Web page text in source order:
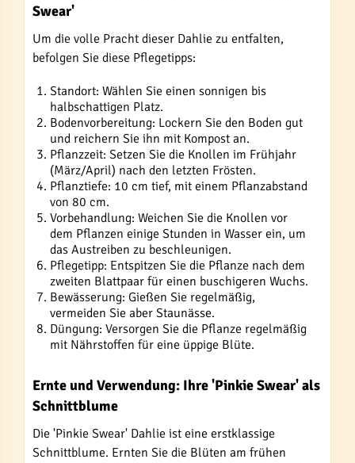
Swear'
Um die volle Pracht dieser Dahlie zu entfalten,
befolgen Sie diese Pflegetipps:
Standort: Wählen Sie einen sonnigen bis
halbschattigen Platz.
Bodenvorbereitung: Lockern Sie den Boden gut
und reichern Sie ihn mit Kompost an.
Pflanzzeit: Setzen Sie die Knollen im Frühjahr
(März/April) nach den letzten Frösten.
Pflanztiefe: 10 cm tief, mit einem Pflanzabstand
von 80 cm.
Vorbehandlung: Weichen Sie die Knollen vor
dem Pflanzen einige Stunden in Wasser ein, um
das Austreiben zu beschleunigen.
Pflegetipp: Entspitzen Sie die Pflanze nach dem
zweiten Blattpaar für einen buschigeren Wuchs.
Bewässerung: Gießen Sie regelmäßig,
vermeiden Sie aber Staunässe.
Düngung: Versorgen Sie die Pflanze regelmäßig
mit Nährstoffen für eine üppige Blüte.
Ernte und Verwendung: Ihre 'Pinkie Swear' als
Schnittblume
Die 'Pinkie Swear' Dahlie ist eine erstklassige
Schnittblume. Ernten Sie die Blüten am frühen